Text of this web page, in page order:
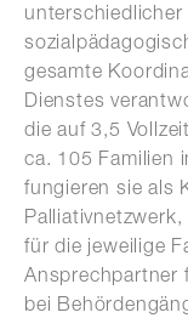
gesamte
Dienstes
die auf 3,5
ca. 105 Familien
fungieren sie als
für die jeweilige
Ansprechpartner
bei